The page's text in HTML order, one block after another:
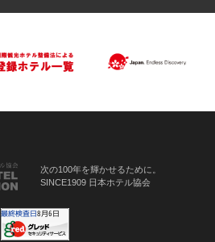
次の100年を輝かせるために。
SINCE1909 日本ホテル協会